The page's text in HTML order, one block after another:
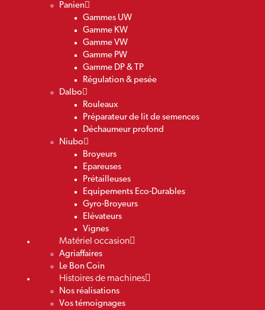
Panien
Gammes UW
Gamme KW
Gamme VW
Gamme PW
Gamme DP & TP
Régulation & pesée
Dalbo
Rouleaux
Préparateur de lit de semences
Déchaumeur profond
Niubo
Broyeurs
Epareuses
Prétailleuses
Equipements Eco-Durables
Gyro-Broyeurs
Elévateurs
Vignes
Matériel occasion
Agriaffaires
Le Bon Coin
Histoires de machines
Nos réalisations
Vos témoignages